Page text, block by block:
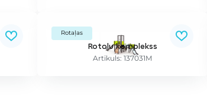
Rotaļas
Rotaļu komplekss
Artikuls: 137031M